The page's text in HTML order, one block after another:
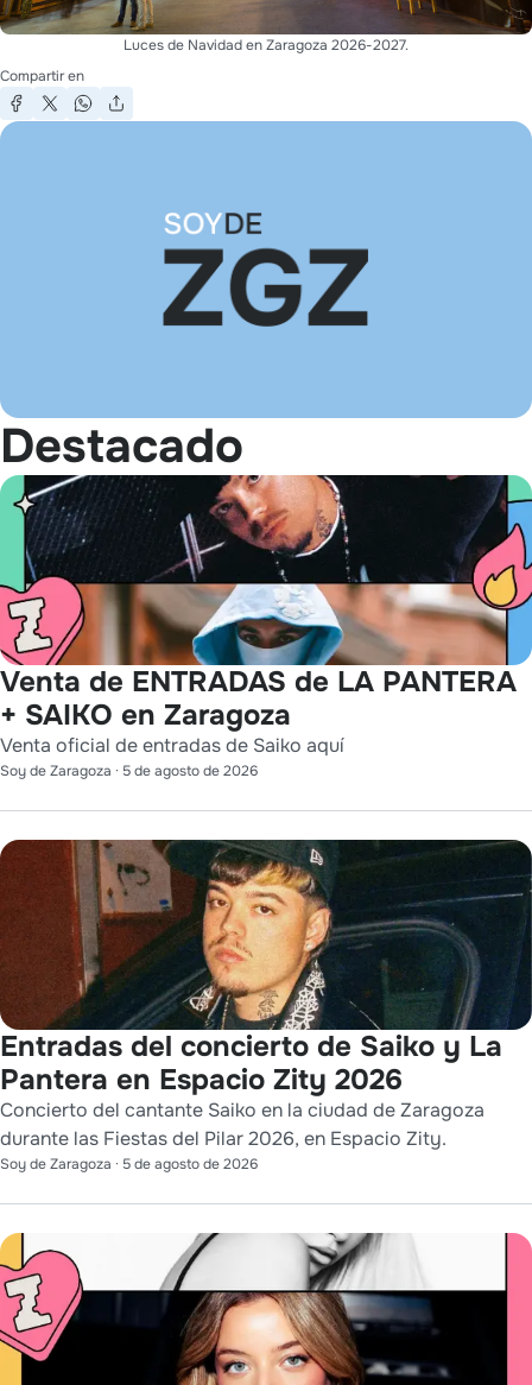
Luces de Navidad en Zaragoza 2026-2027.
Compartir en
Destacado
Venta de ENTRADAS de LA PANTERA
+ SAIKO en Zaragoza
Venta oficial de entradas de Saiko aquí
Soy de Zaragoza · 5 de agosto de 2026
Entradas del concierto de Saiko y La
Pantera en Espacio Zity 2026
Concierto del cantante Saiko en la ciudad de Zaragoza
durante las Fiestas del Pilar 2026, en Espacio Zity.
Soy de Zaragoza · 5 de agosto de 2026